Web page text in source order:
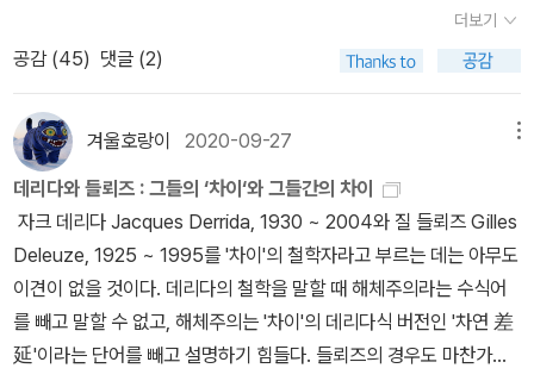
것이다... 그래서 이 세 핵심 명제들이 우리의 앎에는 전혀 필요치 않
으면서도 우리 이성에 의해 절실하게 추천되는 것이라면, 그것들의
중요성은 실로 본래 오로지 실천적인 것에 관계해야 하는 것이다. (p
929) <순수 이성 비판 2> 中 (A800)(B828) 자유에 의해 가능한
모든 것은 실천적이다. 우리의 자유로운 의사를 행사하는 조건들이
경험적이면, 이성은 그 때 규제적 사용 외에 다른 것은 가질 수 없으
며, 오로지 경험적 법칙들의 통일을 이루는 데만 쓰일 수 있다. (p92
9) <순수 이성 비판 2> 中 칸트는 기존 형이상학의 세 대상 중 영혼
과 신에 대해 인식할 수 없음을 말하지만, 이들과는 달리 의지는 일정
한 조건하에서 자유로울 수 있다고 말한다. 그래서 이로부터 '실천적
인 자유' 안에서 도덕 법칙을 찾아내서 자신의 도덕철학을 세우게 된
의 소나타는 보다 높은 예술로 이끄는 동력이라는 점에서 같지만 다
른 변주다. 화자는 <잃어버린 시간을 찾아서> 전반을 통해 '예술'이라
이데아가 아니다. 현실을 딛고 이상을 추구해야 하며, 순간으로부터
영원을 끌어내야 하고, 법칙을 다시 일상으로 풀어야 한다는 점에서
그는 플라톤의 '동굴의 비유' 안의 인물처럼 동굴 밖을 나가 태양을 보
고 다시 동굴 안으로 돌아와야 한다. 그리고 이 장면은 <되찾은 시간
>에서 게르망트 공작의 파티를 통해 재현된다. 오랜만에 다시 찾은
게르망트의 살롱, 그곳에서 화자는 시간에 의해 끔찍하게 일그러지고
늙어버린 '그림자' 이자 '유령'들이다. 화자는 그들을 더 이상 알아보지
못하지만, 파티에 들어서기 전 '불균형한 보도블록', '찻잔 소리', '별처
축적된 기억을 변화시킨다. 그렇게 굳어져가는 기억들이 만들어낸 결
과물이 외부의 다른 사람들에게는 '~라는 사람'으로, '명사'로 인식되
지만, 실상 그 사람의 존재는 '동사'로 변화하고 있다는 의미가 아닐
까. 경험은 종종 유전자에 대한 대조로 간주된다. 그러나 '경험'은 다
양한 의미와 끝없는 암시들을 가진 복잡한 개념이다. 결과적으로, 경
험의 역할은 유전자의 역할을 이해하는 것보다 더 어려울 수 있다. 그
러나 경험이 어떻게 뇌를 변화시키는지에 대해 더 넓게 이해할수록,
그것이 어떻게 정신질환에 기여하는지를 더 잘 설명할 수 있을 것이
다. 우리가 보았듯이 경험들은 뇌에 영향을 미쳐 학습 동안 하나 또는
여러 시스템들에서 시냅스 변화로서 저장되는데, 이것이 바로 시냅스
가소성 또는 학습과 기억에 대한 연구가 왜 중요한지를 보여 준다. _
업종이나 산업에 대해 현재 증권가에서 내리고 있는 평가의 본질이
가가 해당 산업의 펀더멘털이 보장하는 것에 비해 더 긍정적인지, 혹
은 더 부정적인지를 판단하기 위해 끊임없이 조사해야 한다. _ 필립
피셔, <보수적인 투자자는 마음이 편하다>, p76 거칠게 요약하면,
그레이엄은 주당순이익에, 필립 피셔는 주가수익비율에 더 관심을 갖
는다고 볼 수 있겠다. 그레이엄이 기업의 절대가치를 파악해서 잔여
자산의 유무를 파악해서 지지 않는 투자를 추구한다면, 피셔는 기업
의 상대가치를 끊임없이 높일 수 있는 활동에 주목한다. 그런 면에서
이들의 차이는 절대성과 상대성의 차이이기도 하다. 보수적인 투자
음의 고통은 동시에 외치지요. 인생이란 신비주의자들이 상상하는 것
과 같은 신성한 이성적 소산물은 아니지요, 그것은 비이성적 쓰라림
이지 단계적이고 질서정연한 하강도 아니지요. 그리고 폭포가 아니
라, 여울이거나 소용돌이지요. _ W.B. 예이츠, <환상록> , p44 이
페이퍼의 시작은 예이츠(William Butler Yeats, 1865 ~ 1939) 의
<환상록 A Vision>에 있는 '칸트적 모순 Kant's antinomies'과 관
련된 서재 이웃분이신 북다이제스터님과의 문답으로부터 시작되었
다. 어제 작성한 답글을 고쳐보기도 했지만, 여전히 마음에 들지 않아
먼 댓글로 작성해 본다. 예이츠가 <환상록>에서 언급한 '칸트적 모
순'은 무엇일까? 칸트(Immanuel Kant, 1724 ~ 1804)는 <순수이
성비판 Kritik der reinen Vernuft >에서 순수이성비판 중 초월적
더보기
공감 (45) 댓글 (2)
겨울호랑이 2020-09-27
데리다와 들뢰즈 : 그들의 ‘차이‘와 그들간의 차이
자크 데리다 Jacques Derrida, 1930 ~ 2004와 질 들뢰즈 Gilles
Deleuze, 1925 ~ 1995를 '차이'의 철학자라고 부르는 데는 아무도
이견이 없을 것이다. 데리다의 철학을 말할 때 해체주의라는 수식어
를 빼고 말할 수 없고, 해체주의는 '차이'의 데리다식 버전인 '차연 差
延'이라는 단어를 빼고 설명하기 힘들다. 들뢰즈의 경우도 마찬가지